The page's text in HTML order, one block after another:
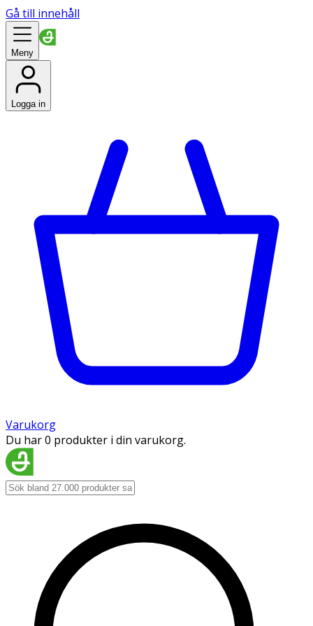
Gå till innehåll
Meny
Logga in
Varukorg
Du har 0 produkter i din varukorg.